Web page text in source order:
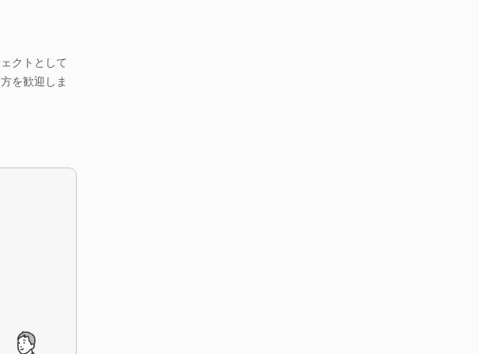
クトとして
を歓迎しま